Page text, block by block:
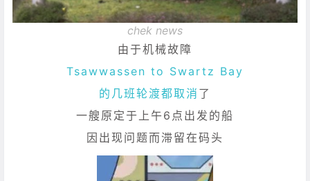
chek news
由于机械故障
Tsawwassen to Swartz Bay
的几班轮渡都取消 了
一艘原定于上午6点出发的船
因出现问题而滞留在码头